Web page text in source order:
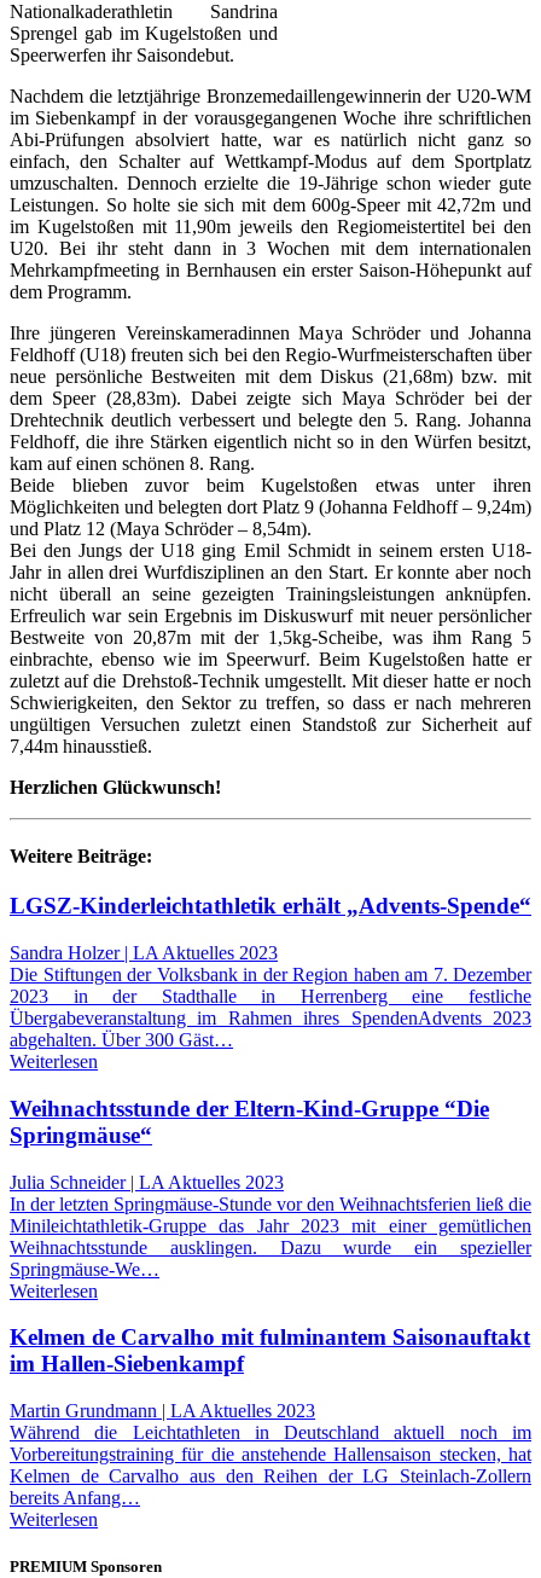
Nationalkaderathletin Sandrina
Sprengel gab im Kugelstoßen und
Speerwerfen ihr Saisondebut.
Nachdem die letztjährige Bronzemedaillengewinnerin der U20-WM
im Siebenkampf in der vorausgegangenen Woche ihre schriftlichen
Abi-Prüfungen absolviert hatte, war es natürlich nicht ganz so
einfach, den Schalter auf Wettkampf-Modus auf dem Sportplatz
umzuschalten. Dennoch erzielte die 19-Jährige schon wieder gute
Leistungen. So holte sie sich mit dem 600g-Speer mit 42,72m und
im Kugelstoßen mit 11,90m jeweils den Regiomeistertitel bei den
U20. Bei ihr steht dann in 3 Wochen mit dem internationalen
Mehrkampfmeeting in Bernhausen ein erster Saison-Höhepunkt auf
dem Programm.
Ihre jüngeren Vereinskameradinnen Maya Schröder und Johanna
Feldhoff (U18) freuten sich bei den Regio-Wurfmeisterschaften über
neue persönliche Bestweiten mit dem Diskus (21,68m) bzw. mit
dem Speer (28,83m). Dabei zeigte sich Maya Schröder bei der
Drehtechnik deutlich verbessert und belegte den 5. Rang. Johanna
Feldhoff, die ihre Stärken eigentlich nicht so in den Würfen besitzt,
kam auf einen schönen 8. Rang.
Beide blieben zuvor beim Kugelstoßen etwas unter ihren
Möglichkeiten und belegten dort Platz 9 (Johanna Feldhoff – 9,24m)
und Platz 12 (Maya Schröder – 8,54m).
Bei den Jungs der U18 ging Emil Schmidt in seinem ersten U18-
Jahr in allen drei Wurfdisziplinen an den Start. Er konnte aber noch
nicht überall an seine gezeigten Trainingsleistungen anknüpfen.
Erfreulich war sein Ergebnis im Diskuswurf mit neuer persönlicher
Bestweite von 20,87m mit der 1,5kg-Scheibe, was ihm Rang 5
einbrachte, ebenso wie im Speerwurf. Beim Kugelstoßen hatte er
zuletzt auf die Drehstoß-Technik umgestellt. Mit dieser hatte er noch
Schwierigkeiten, den Sektor zu treffen, so dass er nach mehreren
ungültigen Versuchen zuletzt einen Standstoß zur Sicherheit auf
7,44m hinausstieß.
Herzlichen Glückwunsch!
Weitere Beiträge:
LGSZ-Kinderleichtathletik erhält „Advents-Spende“
Sandra Holzer | LA Aktuelles 2023
Die Stiftungen der Volksbank in der Region haben am 7. Dezember
2023 in der Stadthalle in Herrenberg eine festliche
Übergabeveranstaltung im Rahmen ihres SpendenAdvents 2023
abgehalten. Über 300 Gäst…
Weiterlesen
Weihnachtsstunde der Eltern-Kind-Gruppe “Die
Springmäuse“
Julia Schneider | LA Aktuelles 2023
In der letzten Springmäuse-Stunde vor den Weihnachtsferien ließ die
Minileichtathletik-Gruppe das Jahr 2023 mit einer gemütlichen
Weihnachtsstunde ausklingen. Dazu wurde ein spezieller
Springmäuse-We…
Weiterlesen
Kelmen de Carvalho mit fulminantem Saisonauftakt
im Hallen-Siebenkampf
Martin Grundmann | LA Aktuelles 2023
Während die Leichtathleten in Deutschland aktuell noch im
Vorbereitungstraining für die anstehende Hallensaison stecken, hat
Kelmen de Carvalho aus den Reihen der LG Steinlach-Zollern
bereits Anfang…
Weiterlesen
PREMIUM Sponsoren